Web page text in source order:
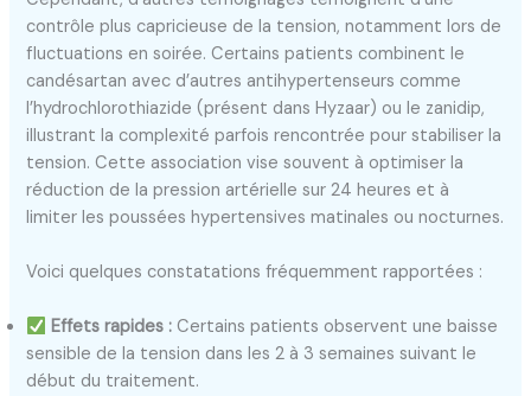
contrôle plus capricieuse de la tension, notamment lors de
fluctuations en soirée. Certains patients combinent le
candésartan avec d’autres antihypertenseurs comme
l’hydrochlorothiazide (présent dans Hyzaar) ou le zanidip,
illustrant la complexité parfois rencontrée pour stabiliser la
tension. Cette association vise souvent à optimiser la
réduction de la pression artérielle sur 24 heures et à
limiter les poussées hypertensives matinales ou nocturnes.
Voici quelques constatations fréquemment rapportées :
Effets rapides : Certains patients observent une baisse
sensible de la tension dans les 2 à 3 semaines suivant le
début du traitement.